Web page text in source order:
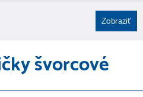
švorcové